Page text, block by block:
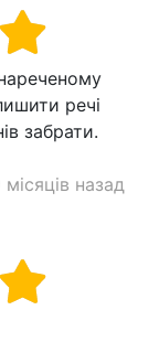
речі
забрати.
місяців назад